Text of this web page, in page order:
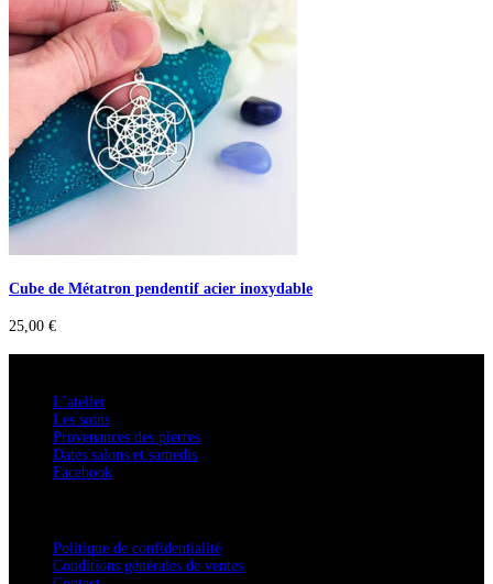
Cube de Métatron pendentif acier inoxydable
25,00 €
L’atelier
Les soins
Provenances des pierres
Dates salons et samedis
Facebook
Politique de confidentialité
Conditions générales de ventes